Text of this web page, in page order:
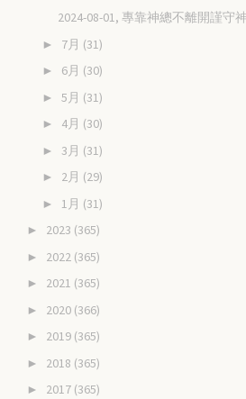
2024-08-01, 專靠神總不離開謹守
► 7月 (31)
► 6月 (30)
► 5月 (31)
► 4月 (30)
► 3月 (31)
► 2月 (29)
► 1月 (31)
► 2023 (365)
► 2022 (365)
► 2021 (365)
► 2020 (366)
► 2019 (365)
► 2018 (365)
► 2017 (365)